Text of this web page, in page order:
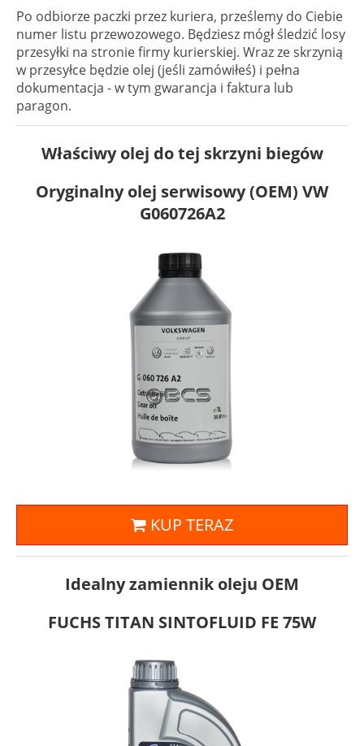
Po odbiorze paczki przez kuriera, prześlemy do Ciebie
numer listu przewozowego. Będziesz mógł śledzić losy
przesyłki na stronie firmy kurierskiej. Wraz ze skrzynią
w przesyłce będzie olej (jeśli zamówiłeś) i pełna
dokumentacja - w tym gwarancja i faktura lub
paragon.
Właściwy olej do tej skrzyni biegów
Oryginalny olej serwisowy (OEM) VW
G060726A2
KUP TERAZ
Idealny zamiennik oleju OEM
FUCHS TITAN SINTOFLUID FE 75W